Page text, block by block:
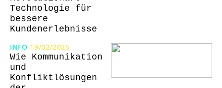
Technologie für
bessere
Kundenerlebnisse
INFO 19/02/2025
Wie Kommunikation
und
Konfliktlösungen